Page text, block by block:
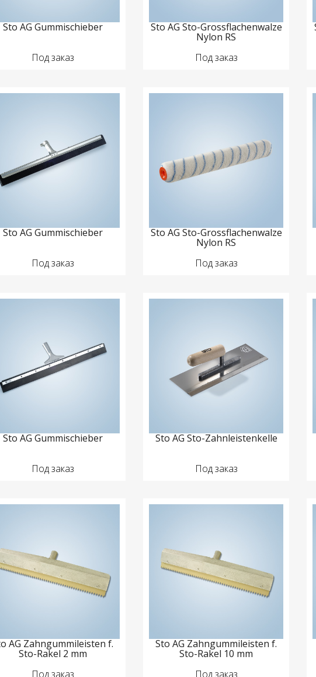
Sto AG Gummischieber
Под заказ
Sto AG Sto-Grossflachenwalze
Nylon RS
Под заказ
Sto AG Gummischieber
Под заказ
Sto AG Sto-Grossflachenwalze
Nylon RS
Под заказ
Sto AG Gummischieber
Под заказ
Sto AG Sto-Zahnleistenkelle
Под заказ
AG Zahngummileisten f.
Sto-Rakel 2 mm
Под заказ
Sto AG Zahngummileisten f.
Sto-Rakel 10 mm
Под заказ